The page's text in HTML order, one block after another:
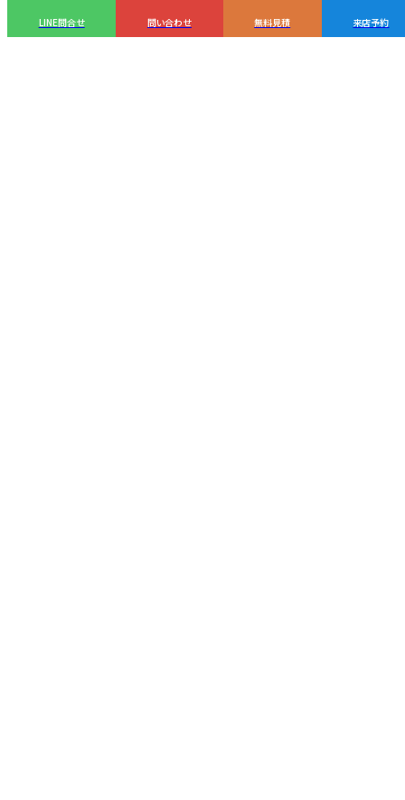
LINE問合せ 問い合わせ 無料見積 来店予約